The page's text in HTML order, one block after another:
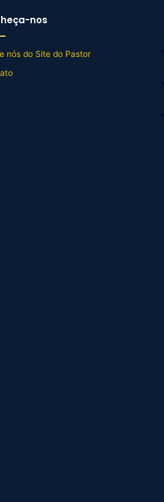
nos
nós do Site do Pastor